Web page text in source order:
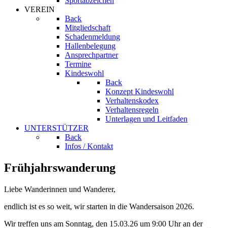
VEREIN
Back
Mitgliedschaft
Schadenmeldung
Hallenbelegung
Ansprechpartner
Termine
Kindeswohl
Back
Konzept Kindeswohl
Verhaltenskodex
Verhaltensregeln
Unterlagen und Leitfaden
UNTERSTÜTZER
Back
Infos / Kontakt
Frühjahrswanderung
Liebe Wanderinnen und Wanderer,
endlich ist es so weit, wir starten in die Wandersaison 2026.
Wir treffen uns am Sonntag, den 15.03.26 um 9:00 Uhr an der